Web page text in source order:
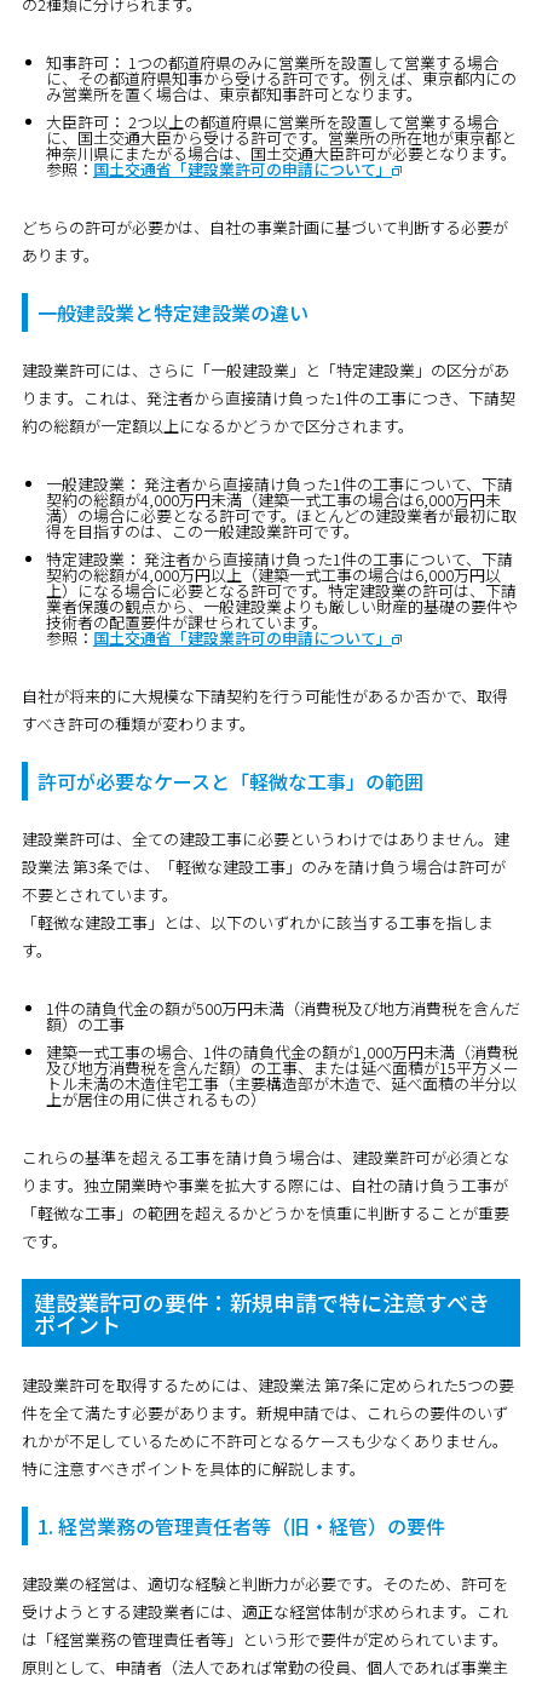
知事許可： 1つの都道府県のみに営業所を設置して営業する場合
に、その都道府県知事から受ける許可です。例えば、東京都内にの
み営業所を置く場合は、東京都知事許可となります。
大臣許可： 2つ以上の都道府県に営業所を設置して営業する場合
に、国土交通大臣から受ける許可です。営業所の所在地が東京都と
神奈川県にまたがる場合は、国土交通大臣許可が必要となります。
参照：国土交通省「建設業許可の申請について」
どちらの許可が必要かは、自社の事業計画に基づいて判断する必要が
あります。
一般建設業と特定建設業の違い
建設業許可には、さらに「一般建設業」と「特定建設業」の区分があ
ります。これは、発注者から直接請け負った1件の工事につき、下請契
約の総額が一定額以上になるかどうかで区分されます。
一般建設業： 発注者から直接請け負った1件の工事について、下請
契約の総額が4,000万円未満（建築一式工事の場合は6,000万円未
満）の場合に必要となる許可です。ほとんどの建設業者が最初に取
得を目指すのは、この一般建設業許可です。
特定建設業： 発注者から直接請け負った1件の工事について、下請
契約の総額が4,000万円以上（建築一式工事の場合は6,000万円以
上）になる場合に必要となる許可です。特定建設業の許可は、下請
業者保護の観点から、一般建設業よりも厳しい財産的基礎の要件や
技術者の配置要件が課せられています。
参照：国土交通省「建設業許可の申請について」
自社が将来的に大規模な下請契約を行う可能性があるか否かで、取得
すべき許可の種類が変わります。
許可が必要なケースと「軽微な工事」の範囲
建設業許可は、全ての建設工事に必要というわけではありません。建
設業法 第3条では、「軽微な建設工事」のみを請け負う場合は許可が
不要とされています。
「軽微な建設工事」とは、以下のいずれかに該当する工事を指しま
す。
1件の請負代金の額が500万円未満（消費税及び地方消費税を含んだ
額）の工事
建築一式工事の場合、1件の請負代金の額が1,000万円未満（消費税
及び地方消費税を含んだ額）の工事、または延べ面積が15平方メー
トル未満の木造住宅工事（主要構造部が木造で、延べ面積の半分以
上が居住の用に供されるもの）
これらの基準を超える工事を請け負う場合は、建設業許可が必須とな
ります。独立開業時や事業を拡大する際には、自社の請け負う工事が
「軽微な工事」の範囲を超えるかどうかを慎重に判断することが重要
です。
建設業許可の要件：新規申請で特に注意すべき
ポイント
建設業許可を取得するためには、建設業法 第7条に定められた5つの要
件を全て満たす必要があります。新規申請では、これらの要件のいず
れかが不足しているために不許可となるケースも少なくありません。
特に注意すべきポイントを具体的に解説します。
1. 経営業務の管理責任者等（旧・経管）の要件
建設業の経営は、適切な経験と判断力が必要です。そのため、許可を
受けようとする建設業者には、適正な経営体制が求められます。これ
は「経営業務の管理責任者等」という形で要件が定められています。
原則として、申請者（法人であれば常勤の役員、個人であれば事業主